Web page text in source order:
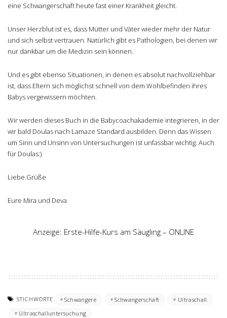
eine Schwangerschaft heute fast einer Krankheit gleicht.
Unser Herzblut ist es, dass Mütter und Väter wieder mehr der Natur
und sich selbst vertrauen. Natürlich gibt es Pathologien, bei denen wir
nur dankbar um die Medizin sein können.
Und es gibt ebenso Situationen, in denen es absolut nachvollziehbar
ist, dass Eltern sich möglichst schnell von dem Wohlbefinden ihres
Babys vergewissern möchten.
Wir werden dieses Buch in die Babycoachakademie integrieren, in der
wir bald Doulas nach Lamaze Standard ausbilden. Denn das Wissen
um Sinn und Unsinn von Untersuchungen ist unfassbar wichtig. Auch
für Doulas:)
Liebe Grüße
Eure Mira und Deva
Anzeige: Erste-Hilfe-Kurs am Säugling – ONLINE
STICHWORTE Schwangere Schwangerschaft
Ultraschall
Ultraschalluntersuchung